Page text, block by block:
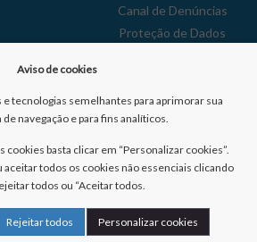
Canal de Denúncias
Proteção de Dados
Reclamações
Aviso de cookies
tecnologias semelhantes para aprimorar sua
navegação e para fins analíticos.
cookies basta clicar em “Personalizar cookies”.
aceitar todos os cookies não essenciais clicando
todos ou “Aceitar todos.
Rejeitar todos Personalizar cookies